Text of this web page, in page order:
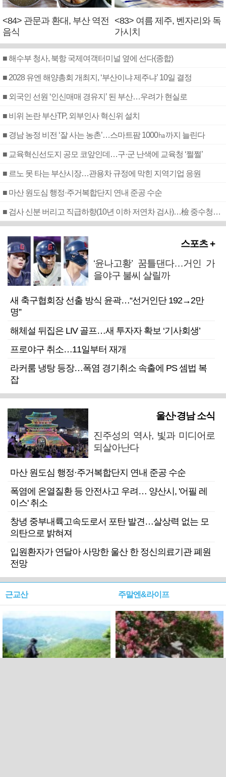
<84> 관문과 환대, 부산 역전
음식
<83> 여름 제주, 벤자리와 독
가시치
■ 해수부 청사, 북항 국제여객터미널 옆에 선다(종합)
■ 2028 유엔 해양총회 개최지, ‘부산이냐 제주냐’ 10일 결정
■ 외국인 선원 ‘인신매매 경유지’ 된 부산…우려가 현실로
■ 비위 논란 부산TP, 외부인사 혁신위 설치
■ 경남 농정 비전 ‘잘 사는 농촌’…스마트팜 1000㏊까지 늘린다
■ 교육혁신선도지 공모 코앞인데…구·군 난색에 교육청 ‘쩔쩔’
■ 르노 못 타는 부산시장…관용차 규정에 막힌 지역기업 응원
■ 마산 원도심 행정·주거복합단지 연내 준공 수순
■ 검사 신분 버리고 직급하향(10년 이하 저연차 검사)…檢 중수청행 기피
스포츠 +
‘윤나고황’ 꿈틀댄다…거인 가
을야구 불씨 살릴까
새 축구협회장 선출 방식 윤곽…“선거인단 192→2만
명”
해체설 뒤집은 LIV 골프…새 투자자 확보 ‘기사회생’
프로야구 취소…11일부터 재개
라커룸 냉탕 등장…폭염 경기취소 속출에 PS 셈법 복
잡
울산·경남 소식
진주성의 역사, 빛과 미디어로
되살아난다
마산 원도심 행정·주거복합단지 연내 준공 수순
폭염에 온열질환 등 안전사고 우려… 양산시, '어필 레
이스' 취소
창녕 중부내륙고속도로서 포탄 발견…살상력 없는 모
의탄으로 밝혀져
입원환자가 연달아 사망한 울산 한 정신의료기관 폐원
전망
근교산 주말엔&라이프